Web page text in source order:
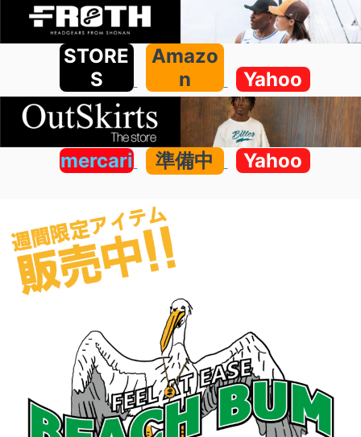
STORE
S
Amazo
n
Yahoo
mercari 準備中 Yahoo